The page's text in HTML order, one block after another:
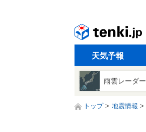
天気予報
雨雲レーダー
トップ 地震情報